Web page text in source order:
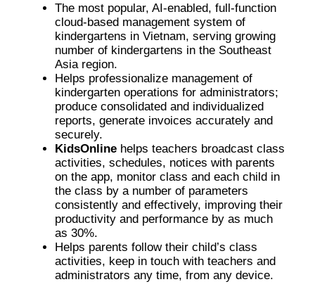
The most popular, AI-enabled, full-function
cloud-based management system of
kindergartens in Vietnam, serving growing
number of kindergartens in the Southeast
Asia region.
Helps professionalize management of
kindergarten operations for administrators;
produce consolidated and individualized
reports, generate invoices accurately and
securely.
KidsOnline helps teachers broadcast class
activities, schedules, notices with parents
on the app, monitor class and each child in
the class by a number of parameters
consistently and effectively, improving their
productivity and performance by as much
as 30%.
Helps parents follow their child’s class
activities, keep in touch with teachers and
administrators any time, from any device.